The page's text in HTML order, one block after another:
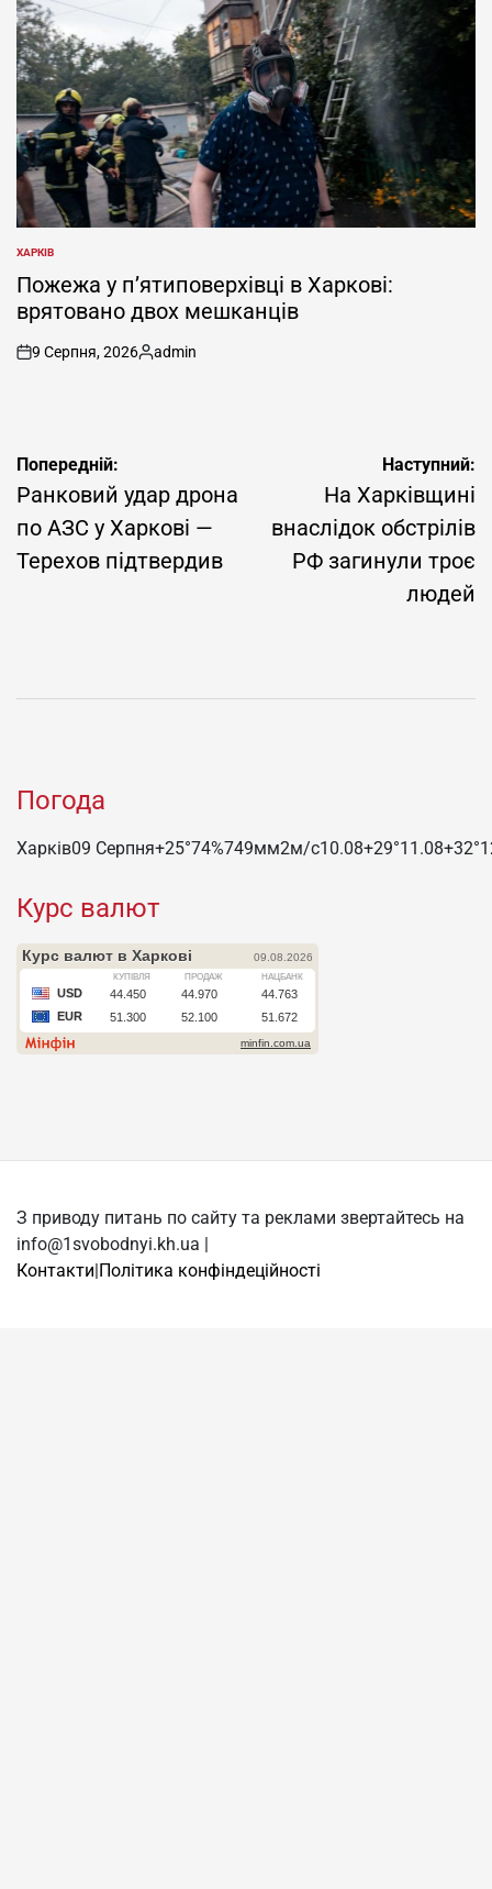
ОПУБЛІКУВАТИ
У
ХАРКІВ
Пожежа у п’ятиповерхівці в Харкові:
врятовано двох мешканців
on
9 Серпня, 2026
Опубліковано
admin
Навігація
записів
Попередній:
Ранковий удар дрона
по АЗС у Харкові —
Терехов підтвердив
Наступний:
На Харківщині
внаслідок обстрілів
РФ загинули троє
людей
Погода
Харків09 Серпня+25°74%749мм2м/c10.08+29°11.08+32°
Курс валют
З приводу питань по сайту та реклами звертайтесь на
info@1svobodnyi.kh.ua |
Контакти|Політика конфіндеційності